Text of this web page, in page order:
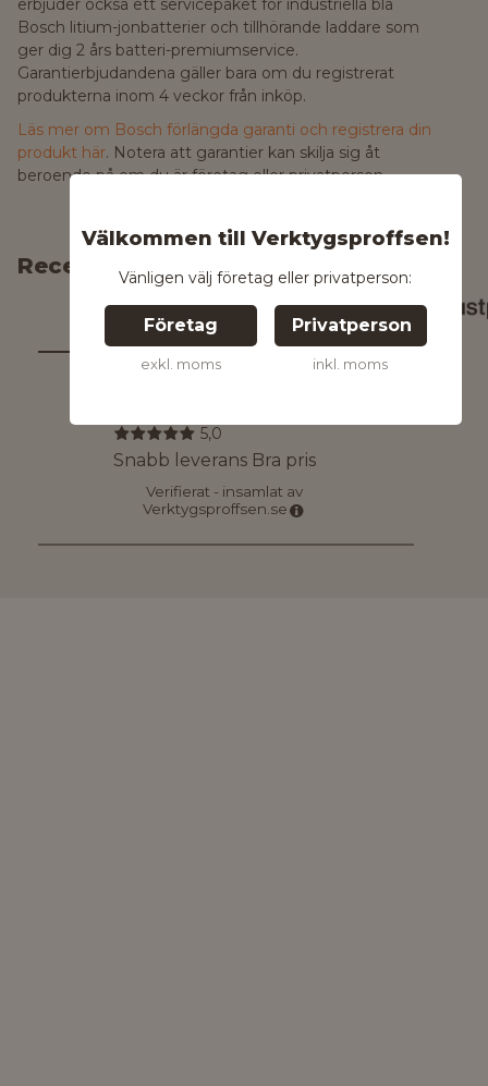
Välkommen till Verktygsproffsen!
Vänligen välj företag eller privatperson:
Företag
exkl. moms
Privatperson
inkl. moms
erbjuder också ett servicepaket för industriella blå
Bosch litium-jonbatterier och tillhörande laddare som
ger dig 2 års batteri-premiumservice.
Garantierbjudandena gäller bara om du registrerat
produkterna inom 4 veckor från inköp.
Läs mer om Bosch förlängda garanti och registrera din
produkt här. Notera att garantier kan skilja sig åt
beroende på om du är företag eller privatperson.
Recensioner
5,0 5 1 omdömen
5,0
Snabb leverans Bra pris
Verifierat - insamlat av
Verktygsproffsen.se